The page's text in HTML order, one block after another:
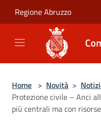
Regione Abruzzo
Home > Novità >
Protezione civile – Anci
più centrali ma con